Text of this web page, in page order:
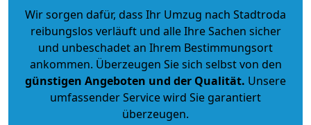
Wir sorgen dafür, dass Ihr Umzug nach Stadtroda
reibungslos verläuft und alle Ihre Sachen sicher
und unbeschadet an Ihrem Bestimmungsort
ankommen. Überzeugen Sie sich selbst von den
günstigen Angeboten und der Qualität. Unsere
umfassender Service wird Sie garantiert
überzeugen.